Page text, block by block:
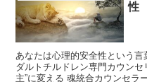
性
あなたは心理的安全性という
ダルトチルドレン専門カウン
主”に変える 魂統合カウンセラ